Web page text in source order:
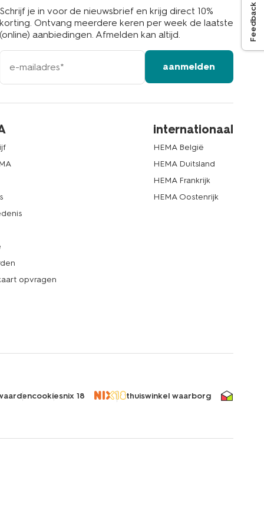
Schrijf je in voor de nieuwsbrief en krijg direct 10%
korting. Ontvang meerdere keren per week de laatste
(online) aanbiedingen. Afmelden kan altijd.
e-
mailadres
aanmelden
opvragen
internationaal
HEMA België
HEMA Duitsland
HEMA Frankrijk
HEMA Oostenrijk
cookiesnix 18 thuiswinkel waarborg
Feedback